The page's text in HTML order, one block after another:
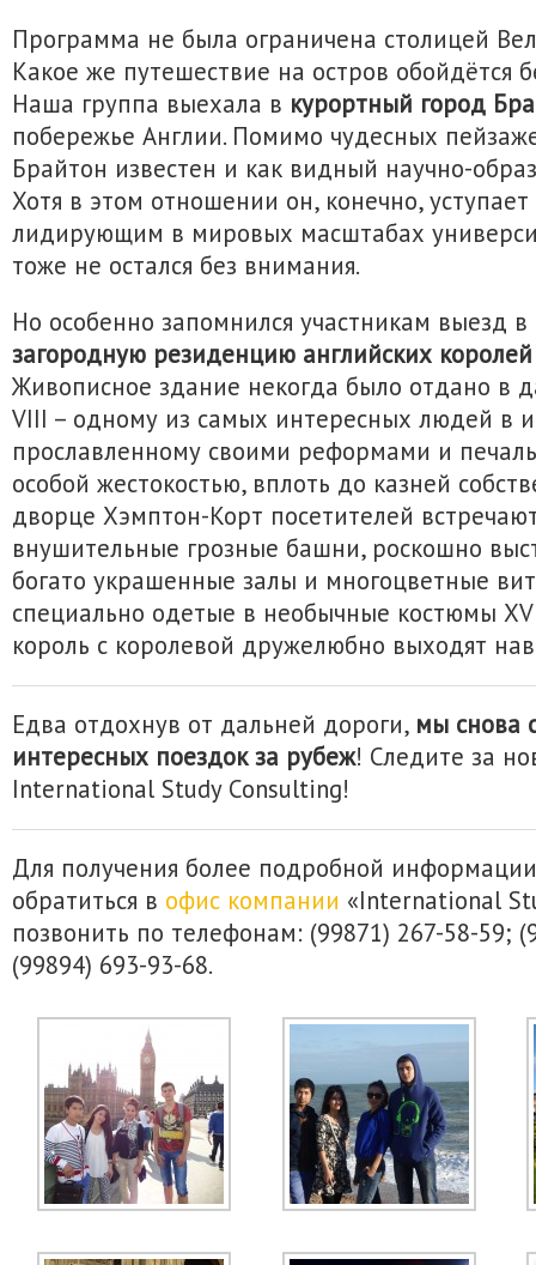
Программа не была ограничена столицей
Какое же путешествие на остров обойдётся
Наша группа выехала в курортный город
побережье Англии. Помимо чудесных
Брайтон известен и как видный научно-
Хотя в этом отношении он, конечно, уступает
лидирующим в мировых масштабах
тоже не остался без внимания.
Но особенно запомнился участникам выезд в
загородную резиденцию английских
Живописное здание некогда было отдано в
VIII – одному из самых интересных людей в
прославленному своими реформами и
особой жестокостью, вплоть до казней
дворце Хэмптон-Корт посетителей
внушительные грозные башни, роскошно
богато украшенные залы и многоцветные
специально одетые в необычные костюмы
король с королевой дружелюбно выходят
Едва отдохнув от дальней дороги, мы снова
интересных поездок за рубеж! Следите за
International Study Consulting!
Для получения более подробной
обратиться в офис компании «International
позвонить по телефонам: (99871) 267-58-59;
(99894) 693-93-68.